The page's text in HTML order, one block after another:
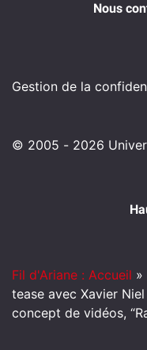
Nous
Gestion de la
© 2005 - 2026
Fil d'Ariane : Accueil »
tease avec Xavier
concept de vidéos,